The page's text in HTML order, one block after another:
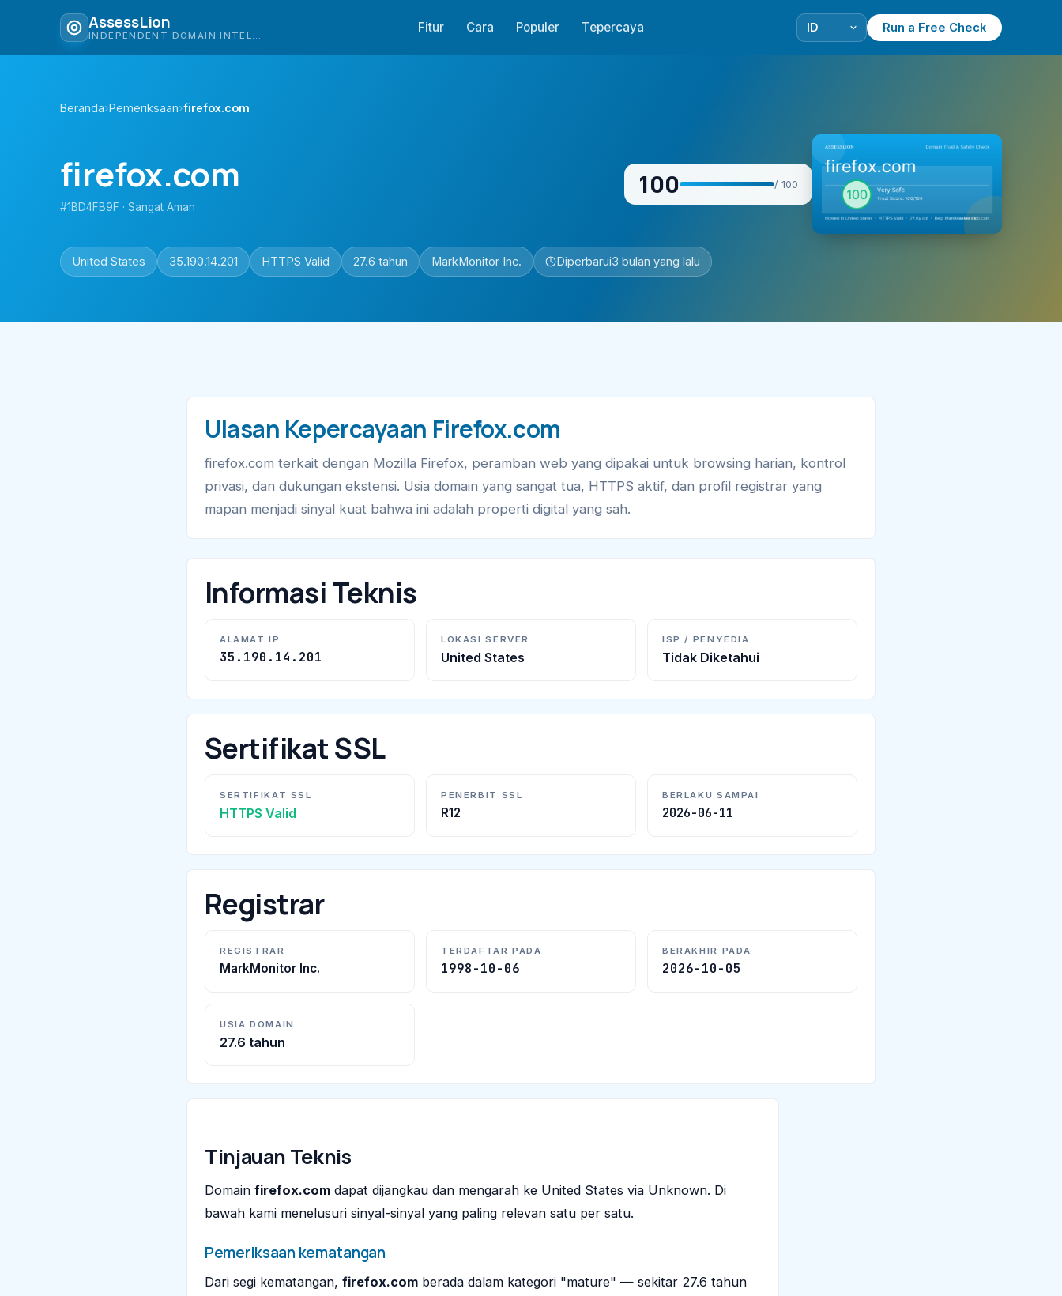
AssessLion Fitur Cara Populer Tepercaya Run a Free Check
Beranda›Pemeriksaan›firefox.com
firefox.com
#1BD4FB9F · Sangat Aman
100 / 100
United States 35.190.14.201 HTTPS Valid 27.6 tahun MarkMonitor Inc. Diperbarui3 bulan yang lalu
Ulasan Kepercayaan Firefox.com
firefox.com terkait dengan Mozilla Firefox, peramban web yang dipakai untuk browsing harian, kontrol
privasi, dan dukungan ekstensi. Usia domain yang sangat tua, HTTPS aktif, dan profil registrar yang
mapan menjadi sinyal kuat bahwa ini adalah properti digital yang sah.
Informasi Teknis
ALAMAT IP
35.190.14.201
LOKASI SERVER
United States
ISP / PENYEDIA
Tidak Diketahui
Sertifikat SSL
SERTIFIKAT SSL
HTTPS Valid
PENERBIT SSL
R12
BERLAKU SAMPAI
2026-06-11
Registrar
REGISTRAR
MarkMonitor Inc.
TERDAFTAR PADA
1998-10-06
BERAKHIR PADA
2026-10-05
USIA DOMAIN
27.6 tahun
Tinjauan Teknis
Domain firefox.com dapat dijangkau dan mengarah ke United States via Unknown. Di
bawah kami menelusuri sinyal-sinyal yang paling relevan satu per satu.
Pemeriksaan kematangan
Dari segi kematangan, firefox.com berada dalam kategori "mature" — sekitar 27.6 tahun